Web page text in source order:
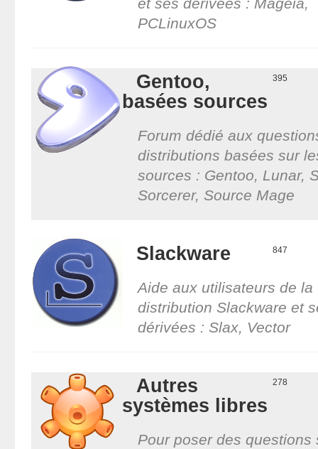
PCLinuxOS
395
Gentoo,
basées sources
Forum dédié aux
distributions basées sur
sources : Gentoo, Lunar,
Sorcerer, Source Mage
847
Slackware
Aide aux utilisateurs de la
distribution Slackware et
dérivées : Slax, Vector
278
Autres
systèmes libres
Pour poser des questions